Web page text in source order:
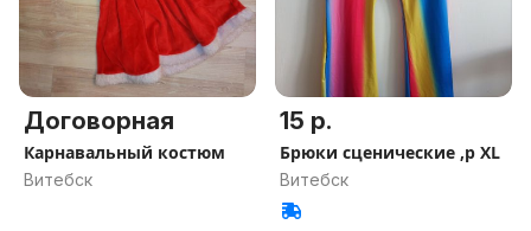
Договорная
Карнавальный костюм
Витебск
15 р.
Брюки сценические ,р XL
Витебск